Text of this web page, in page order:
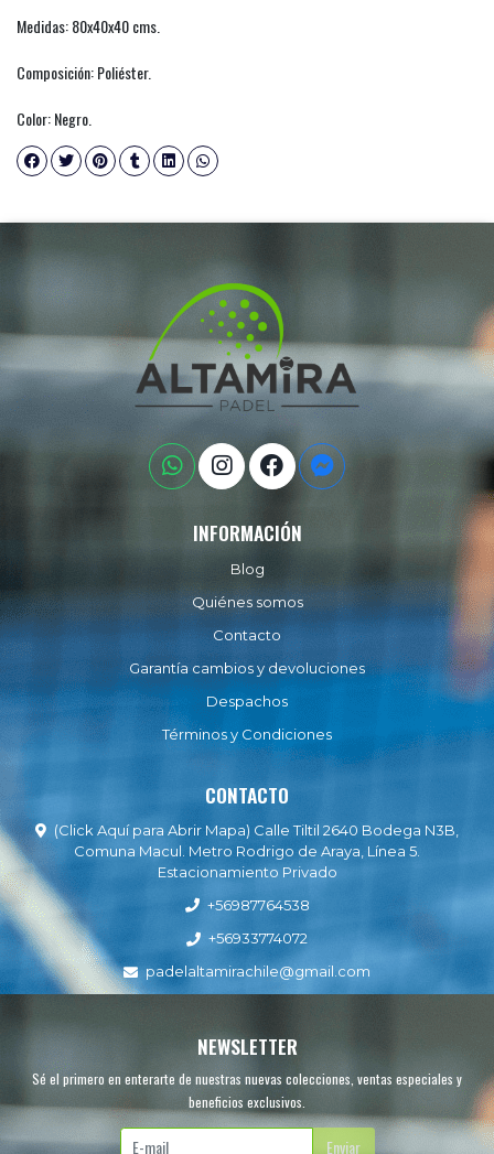
Medidas: 80x40x40 cms.
Composición: Poliéster.
Color: Negro.
INFORMACIÓN
Blog
Quiénes somos
Contacto
Garantía cambios y devoluciones
Despachos
Términos y Condiciones
CONTACTO
(Click Aquí para Abrir Mapa) Calle Tiltil 2640 Bodega N3B,
Comuna Macul. Metro Rodrigo de Araya, Línea 5.
Estacionamiento Privado
+56987764538
+56933774072
padelaltamirachile@gmail.com
NEWSLETTER
Sé el primero en enterarte de nuestras nuevas colecciones, ventas especiales y
beneficios exclusivos.
Enviar